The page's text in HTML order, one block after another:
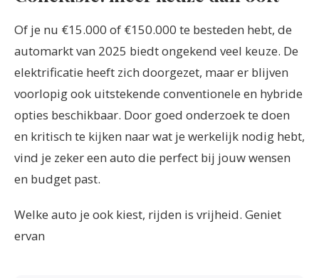
Of je nu €15.000 of €150.000 te besteden hebt, de
automarkt van 2025 biedt ongekend veel keuze. De
elektrificatie heeft zich doorgezet, maar er blijven
voorlopig ook uitstekende conventionele en hybride
opties beschikbaar. Door goed onderzoek te doen
en kritisch te kijken naar wat je werkelijk nodig hebt,
vind je zeker een auto die perfect bij jouw wensen
en budget past.
Welke auto je ook kiest, rijden is vrijheid. Geniet
ervan